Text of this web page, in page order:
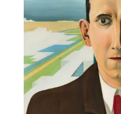
Installationen.